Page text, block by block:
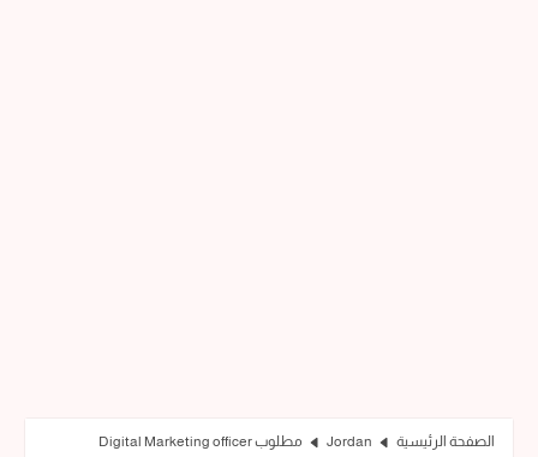
الصفحة الرئيسية Jordan مطلوب Digital Marketing officer